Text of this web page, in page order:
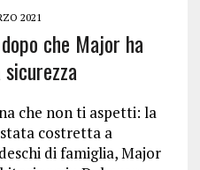
2021
che Major ha
che non ti aspetti: la
costretta a
di famiglia, Major